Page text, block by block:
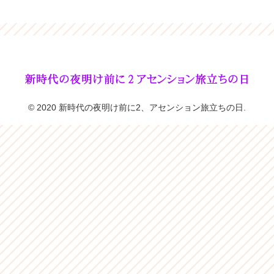
© 2020 新時代の夜明け前に2、アセンション旅立ちの日.